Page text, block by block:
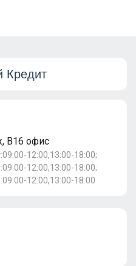
Кредит
B16 офис
12:00,13:00-18:00;
12:00,13:00-18:00;
12:00,13:00-18:00